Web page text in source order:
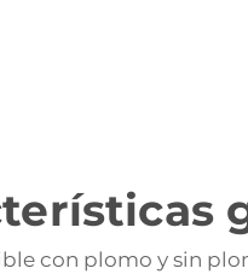
con plomo y sin